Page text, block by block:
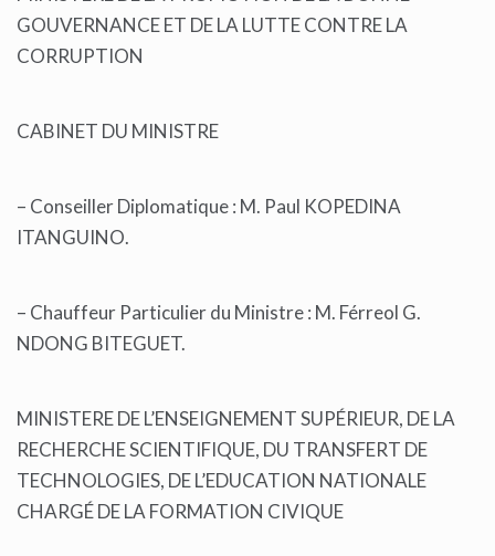
GOUVERNANCE ET DE LA LUTTE CONTRE LA
CORRUPTION
CABINET DU MINISTRE
– Conseiller Diplomatique : M. Paul KOPEDINA
ITANGUINO.
– Chauffeur Particulier du Ministre : M. Férreol G.
NDONG BITEGUET.
MINISTERE DE L’ENSEIGNEMENT SUPÉRIEUR, DE LA
RECHERCHE SCIENTIFIQUE, DU TRANSFERT DE
TECHNOLOGIES, DE L’EDUCATION NATIONALE
CHARGÉ DE LA FORMATION CIVIQUE